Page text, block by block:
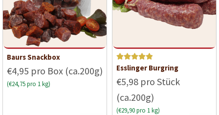
Baurs Snackbox
€4,95 pro Box (ca.200g)
(€24,75 pro 1 kg)
Bewerte
von 5
Esslinger Burgring
€5,98 pro Stück
(ca.200g)
(€29,90 pro 1 kg)